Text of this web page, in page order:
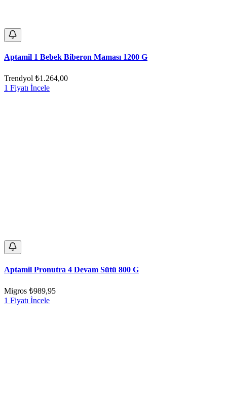
Aptamil 1 Bebek Biberon Maması 1200 G
Trendyol ₺1.264,00
1 Fiyatı İncele
Aptamil Pronutra 4 Devam Sütü 800 G
Migros ₺989,95
1 Fiyatı İncele